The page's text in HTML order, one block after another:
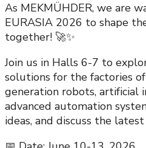
As MEKMÜHDER, we are
EURASIA 2026 to shape
together! 🚀✨
Join us in Halls 6-7 to
solutions for the factories
generation robots, artificial
advanced automation
ideas, and discuss the